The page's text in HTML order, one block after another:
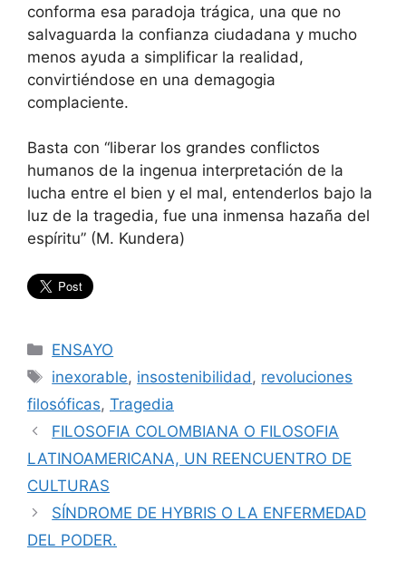
conforma esa paradoja trágica, una que no
salvaguarda la confianza ciudadana y mucho
menos ayuda a simplificar la realidad,
convirtiéndose en una demagogia
complaciente.
Basta con “liberar los grandes conflictos
humanos de la ingenua interpretación de la
lucha entre el bien y el mal, entenderlos bajo la
luz de la tragedia, fue una inmensa hazaña del
espíritu” (M. Kundera)
Categorías
ENSAYO
Etiquetas
inexorable, insostenibilidad , revoluciones
filosóficas, Tragedia
FILOSOFIA COLOMBIANA O FILOSOFIA
LATINOAMERICANA, UN REENCUENTRO DE
CULTURAS
SÍNDROME DE HYBRIS O LA ENFERMEDAD
DEL PODER.